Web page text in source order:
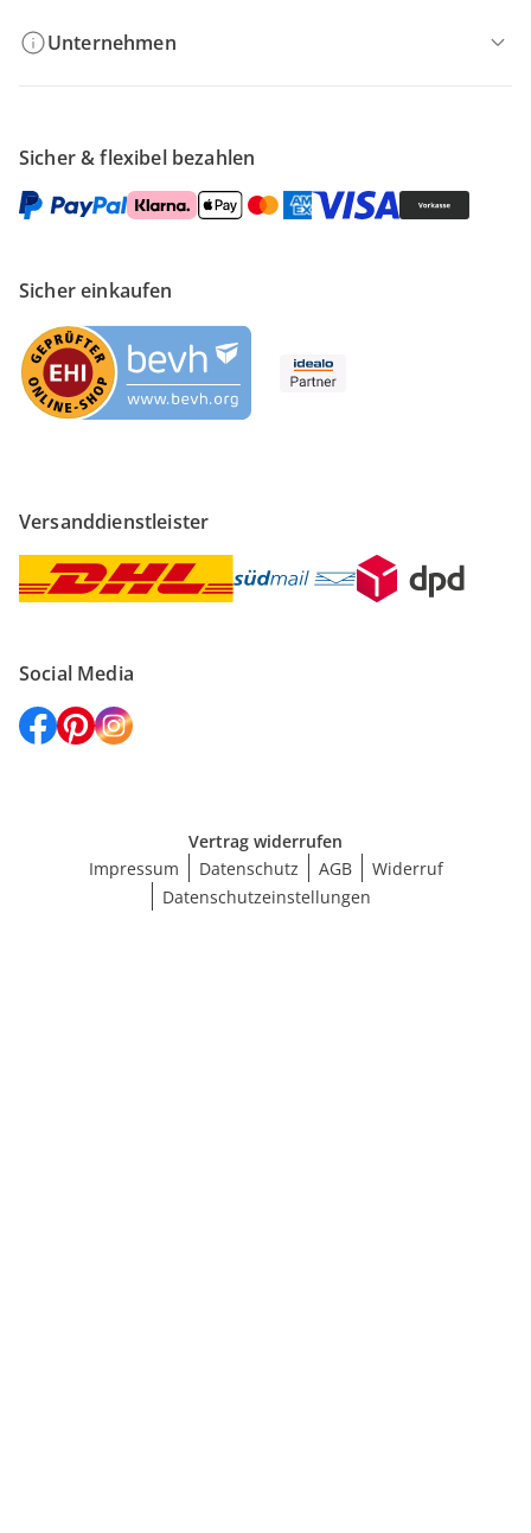
Unternehmen
Sicher & flexibel bezahlen
Sicher einkaufen
Versanddienstleister
Social Media
Vertrag widerrufen
Impressum
Datenschutz AGB
Widerruf
Datenschutzeinstellungen